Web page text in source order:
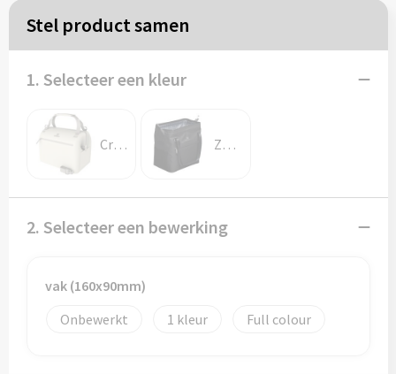
Potloden
Geschenksets
Notaboekjes
Notablokken
Stel product samen
1. Selecteer een kleur
Crème Zwart
2. Selecteer een bewerking
vak (160x90mm)
Onbewerkt
1 Full colour